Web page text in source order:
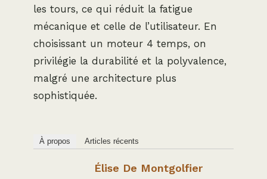
les tours, ce qui réduit la fatigue
mécanique et celle de l’utilisateur. En
choisissant un moteur 4 temps, on
privilégie la durabilité et la polyvalence,
malgré une architecture plus
sophistiquée.
À propos Articles récents
Élise De Montgolfier